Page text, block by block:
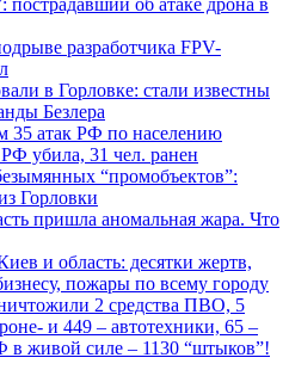
разработчика FPV-
в Горловке: стали известны
Безлера
35 атак РФ по населению
убила, 31 чел. ранен
“промобъектов”:
Горловки
пришла аномальная жара. Что
и область: десятки жертв,
пожары по всему городу
2 средства ПВО, 5
и 449 – автотехники, 65 –
в живой силе – 1130 “штыков”!